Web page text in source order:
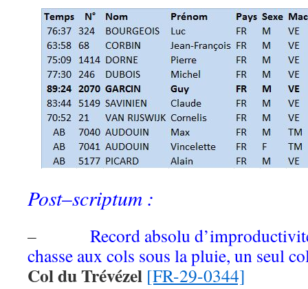
Post–scriptum :
– Record absolu
chasse aux cols sous la pluie, un seul
Col du Trévézel [FR-29-0344]